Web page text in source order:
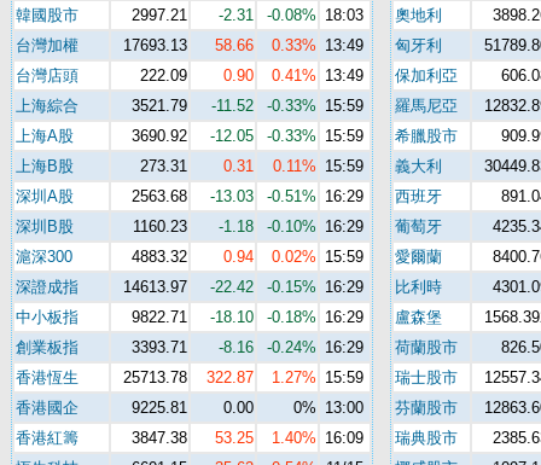
韓國股市
2997.21 -2.31 -0.08% 18:03
台灣加權
17693.13 58.66 0.33% 13:49
台灣店頭
222.09 0.90 0.41% 13:49
上海綜合
3521.79 -11.52 -0.33% 15:59
上海A股
3690.92 -12.05 -0.33% 15:59
上海B股
273.31 0.31 0.11% 15:59
深圳A股
2563.68 -13.03 -0.51% 16:29
深圳B股
1160.23 -1.18 -0.10% 16:29
滬深300
4883.32 0.94 0.02% 15:59
深證成指
14613.97 -22.42 -0.15% 16:29
中小板指
9822.71 -18.10 -0.18% 16:29
創業板指
3393.71 -8.16 -0.24% 16:29
香港恆生
25713.78 322.87 1.27% 15:59
香港國企
9225.81 0.00 0% 13:00
香港紅籌
3847.38 53.25 1.40% 16:09
奧地利
匈牙利
保加利亞
羅馬尼亞
希臘股市
義大利
西班牙
葡萄牙
愛爾蘭
比利時
盧森堡
荷蘭股市
瑞士股市
芬蘭股市
瑞典股市